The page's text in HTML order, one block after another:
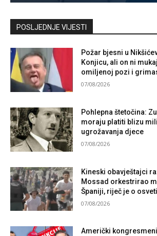
Kontaktirajte nas
POSLJEDNJE VIJESTI
Požar bjesni u
Konjicu, ali on ni
omiljenoj pozi i
07/08/2026
Pohlepna štetočina:
moraju platiti blizu
ugrožavanja djece
07/08/2026
Kineski obavještajci
Mossad orkestrirao
Španiji, riječ je o osveti
07/08/2026
Američki